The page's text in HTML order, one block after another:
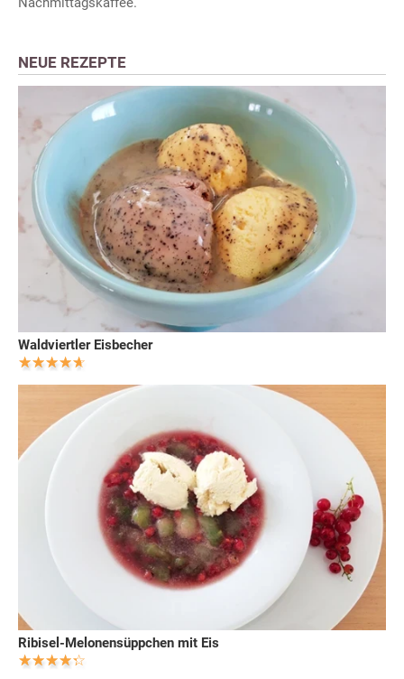
NEUE REZEPTE
Waldviertler Eisbecher
Ribisel-Melonensüppchen mit Eis